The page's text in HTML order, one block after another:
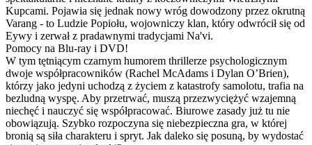
Kupcami. Pojawia się jednak nowy wróg dowodzony przez okrutną
Varang - to Ludzie Popiołu, wojowniczy klan, który odwrócił się od
Eywy i zerwał z pradawnymi tradycjami Na'vi.
Pomocy na Blu-ray i DVD!
W tym tętniącym czarnym humorem thrillerze psychologicznym
dwoje współpracowników (Rachel McAdams i Dylan O’Brien),
którzy jako jedyni uchodzą z życiem z katastrofy samolotu, trafia na
bezludną wyspę. Aby przetrwać, muszą przezwyciężyć wzajemną
niechęć i nauczyć się współpracować. Biurowe zasady już tu nie
obowiązują. Szybko rozpoczyna się niebezpieczna gra, w której
bronią są siła charakteru i spryt. Jak daleko się posuną, by wydostać